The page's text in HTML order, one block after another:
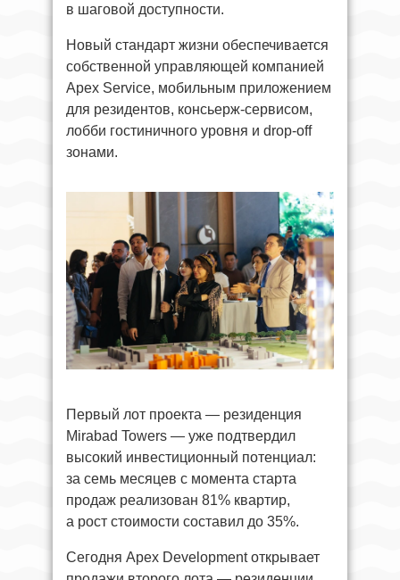
в шаговой доступности.
Новый стандарт жизни обеспечивается
собственной управляющей компанией
Apex Service, мобильным приложением
для резидентов, консьерж-сервисом,
лобби гостиничного уровня и drop-off
зонами.
Первый лот проекта — резиденция
Mirabad Towers — уже подтвердил
высокий инвестиционный потенциал:
за семь месяцев с момента старта
продаж реализован 81% квартир,
а рост стоимости составил до 35%.
Сегодня Apex Development открывает